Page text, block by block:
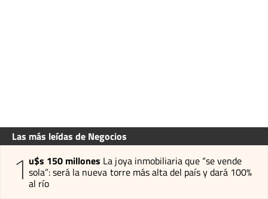
Las más leídas de Negocios
1 u$s 150 millones La joya inmobiliaria que “se vende
sola”: será la nueva torre más alta del país y dará 100%
al río